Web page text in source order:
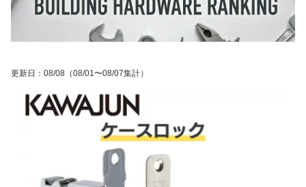
更新日 ： 08/08 （08/01〜08/07集計）